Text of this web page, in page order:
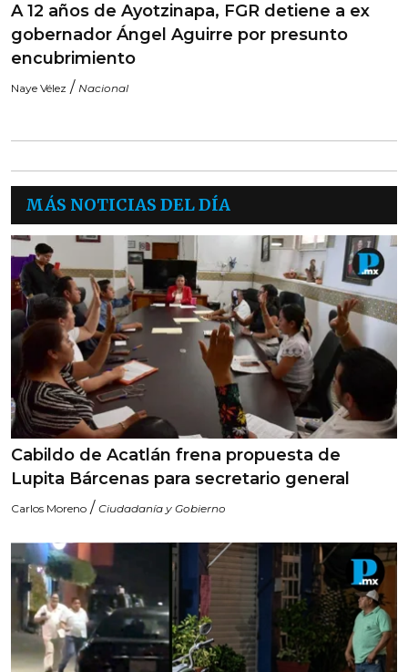
A 12 años de Ayotzinapa, FGR detiene a ex
gobernador Ángel Aguirre por presunto
encubrimiento
Naye Vélez / Nacional
MÁS NOTICIAS DEL DÍA
Cabildo de Acatlán frena propuesta de
Lupita Bárcenas para secretario general
Carlos Moreno / Ciudadanía y Gobierno